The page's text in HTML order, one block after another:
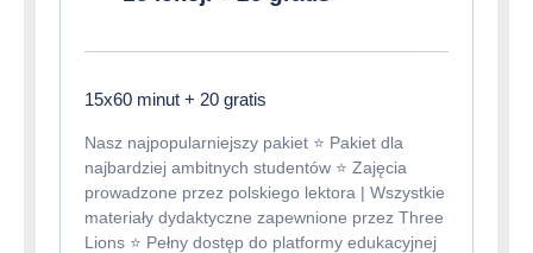
15x60 minut + 20 gratis
Nasz najpopularniejszy pakiet ⭐️ Pakiet dla
najbardziej ambitnych studentów ⭐️ Zajęcia
prowadzone przez polskiego lektora | Wszystkie
materiały dydaktyczne zapewnione przez Three
Lions ⭐️ Pełny dostęp do platformy edukacyjnej